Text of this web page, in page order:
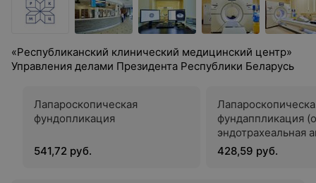
«Республиканский клинический медицинский центр»
Управления делами Президента Республики Беларусь
Лапароскопическая
фундопликация
541,72 руб.
фундаппликация
эндотрахеальная
428,59 руб.